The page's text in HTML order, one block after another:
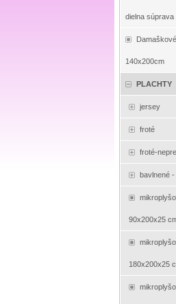
dielna súprava
140x200cm
PLACHTY
jersey
froté
froté-
bavlnené
90x200x25
180x200x25